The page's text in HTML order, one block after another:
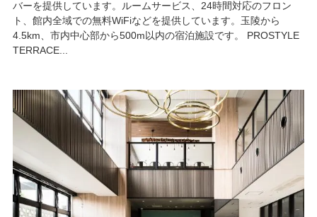
バーを提供しています。ルームサービス、24時間対応のフロン
ト、館内全域での無料WiFiなどを提供しています。玉陵から
4.5km、市内中心部から500m以内の宿泊施設です。 PROSTYLE
TERRACE...